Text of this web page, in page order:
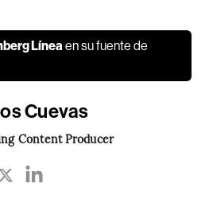
Línea en su fuente de
Cuevas
Content Producer